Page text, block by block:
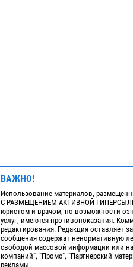
ВАЖНО!
Использование материалов,
С РАЗМЕЩЕНИЕМ АКТИВНОЙ
юристом и врачом, по возможности
услуг; имеются противопоказания.
редактирования. Редакция оставляет
сообщения содержат ненормативную
свободой массовой информации или
компаний", "Промо", "Партнерский
рекламы.